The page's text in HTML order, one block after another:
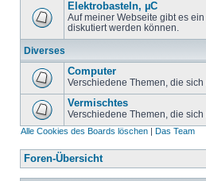
Elektrobasteln, µC
Auf meiner Webseite gibt es
diskutiert werden können.
Diverses
Computer
Verschiedene Themen, die
Vermischtes
Verschiedene Themen, die sich
Alle Cookies des Boards löschen | Das Team
Foren-Übersicht